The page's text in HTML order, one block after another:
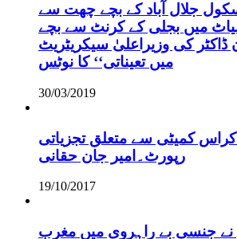
سکول جلال آباد کے بچے چھت سے
میں بجلی کے کرنٹ سے بچے
کی وزیراعلیٰ سیکریٹریٹ
میں تعیناتی‘‘ کا نوٹس
30/03/2019
کمیٹی سے متعلق تجزیاتی
رپورٹ۔امیر جان حقانی
19/10/2017
جنسی بے راہروی میں مغرب